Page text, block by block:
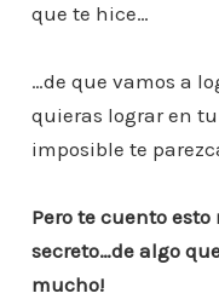
que te hice…
…de que vamos a
quieras lograr en
imposible te
Pero te cuento
secreto…de algo
mucho!